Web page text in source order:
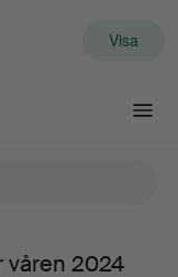
Visa
våren 2024